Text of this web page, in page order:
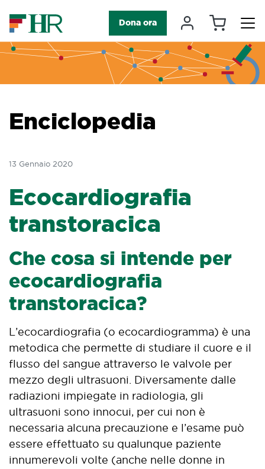
Navigazione principale
Dona ora Il mioCarrello
Enciclopedia
13 Gennaio 2020
Ecocardiografia
transtoracica
Che cosa si intende per
ecocardiografia
transtoracica?
L’ecocardiografia (o ecocardiogramma) è una
metodica che permette di studiare il cuore e il
flusso del sangue attraverso le valvole per
mezzo degli ultrasuoni. Diversamente dalle
radiazioni impiegate in radiologia, gli
ultrasuoni sono innocui, per cui non è
necessaria alcuna precauzione e l’esame può
essere effettuato su qualunque paziente
innumerevoli volte (anche nelle donne in